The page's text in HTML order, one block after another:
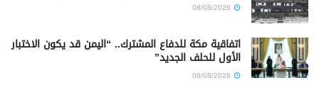
اتفاقية مكة للدفاع المشترك.. “اليمن قد يكون الاختبار
الأول للحلف الجديد”